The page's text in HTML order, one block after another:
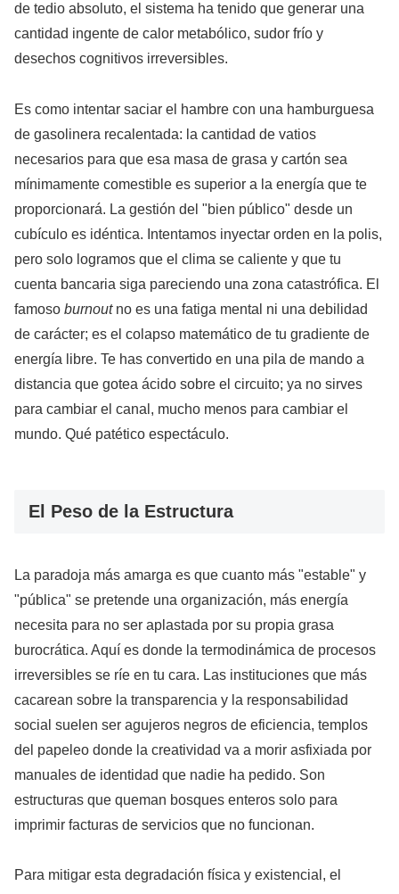
de tedio absoluto, el sistema ha tenido que generar una
cantidad ingente de calor metabólico, sudor frío y
desechos cognitivos irreversibles.
Es como intentar saciar el hambre con una hamburguesa
de gasolinera recalentada: la cantidad de vatios
necesarios para que esa masa de grasa y cartón sea
mínimamente comestible es superior a la energía que te
proporcionará. La gestión del "bien público" desde un
cubículo es idéntica. Intentamos inyectar orden en la polis,
pero solo logramos que el clima se caliente y que tu
cuenta bancaria siga pareciendo una zona catastrófica. El
famoso burnoutno es una fatiga mental ni una debilidad
de carácter; es el colapso matemático de tu gradiente de
energía libre. Te has convertido en una pila de mando a
distancia que gotea ácido sobre el circuito; ya no sirves
para cambiar el canal, mucho menos para cambiar el
mundo. Qué patético espectáculo.
El Peso de la Estructura
La paradoja más amarga es que cuanto más "estable" y
"pública" se pretende una organización, más energía
necesita para no ser aplastada por su propia grasa
burocrática. Aquí es donde la termodinámica de procesos
irreversibles se ríe en tu cara. Las instituciones que más
cacarean sobre la transparencia y la responsabilidad
social suelen ser agujeros negros de eficiencia, templos
del papeleo donde la creatividad va a morir asfixiada por
manuales de identidad que nadie ha pedido. Son
estructuras que queman bosques enteros solo para
imprimir facturas de servicios que no funcionan.
Para mitigar esta degradación física y existencial, el